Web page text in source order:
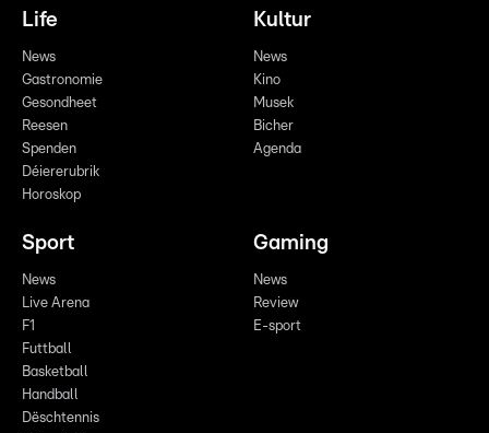
Life
News
Gastronomie
Gesondheet
Reesen
Spenden
Déiererubrik
Horoskop
Kultur
News
Kino
Musek
Bicher
Agenda
Sport
News
Live Arena
F1
Futtball
Basketball
Handball
Dëschtennis
Gaming
News
Review
E-sport